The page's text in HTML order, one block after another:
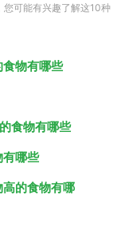
可能有兴趣了解这10种
物有哪些
食物有哪些
有哪些
的食物有哪